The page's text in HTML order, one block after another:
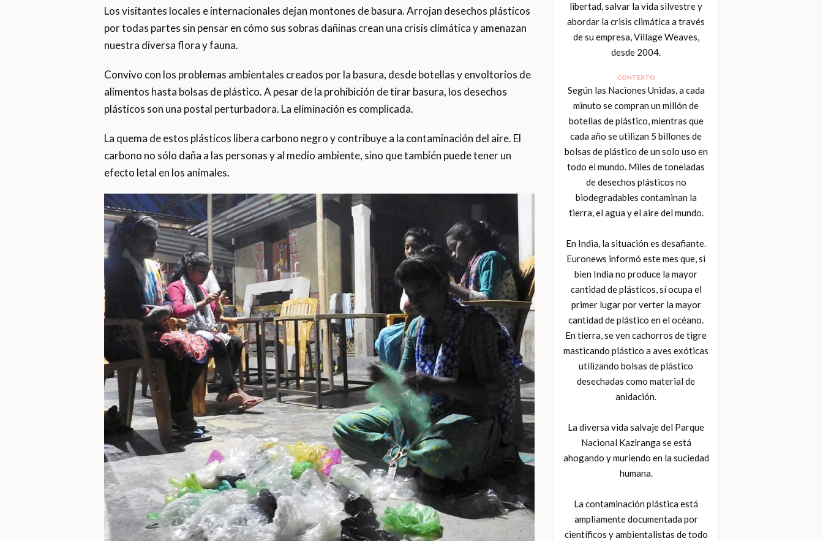
libertad, salvar la vida silvestre y
abordar la crisis climática a través
de su empresa, Village Weaves,
desde 2004.
CONTEXTO
Según las Naciones Unidas, a cada
minuto se compran un millón de
botellas de plástico, mientras que
cada año se utilizan 5 billones de
bolsas de plástico de un solo uso en
todo el mundo. Miles de toneladas
de desechos plásticos no
biodegradables contaminan la
tierra, el agua y el aire del mundo.
En India, la situación es desafiante.
Euronews informó este mes que, si
bien India no produce la mayor
cantidad de plásticos, sí ocupa el
primer lugar por verter la mayor
cantidad de plástico en el océano.
En tierra, se ven cachorros de tigre
masticando plástico a aves exóticas
utilizando bolsas de plástico
desechadas como material de
anidación.
La diversa vida salvaje del Parque
Nacional Kaziranga se está
ahogando y muriendo en la suciedad
humana.
La contaminación plástica está
ampliamente documentada por
científicos y ambientalistas de todo
Los visitantes locales e internacionales dejan montones de basura. Arrojan desechos plásticos
por todas partes sin pensar en cómo sus sobras dañinas crean una crisis climática y amenazan
nuestra diversa flora y fauna.
Convivo con los problemas ambientales creados por la basura, desde botellas y envoltorios de
alimentos hasta bolsas de plástico. A pesar de la prohibición de tirar basura, los desechos
plásticos son una postal perturbadora. La eliminación es complicada.
La quema de estos plásticos libera carbono negro y contribuye a la contaminación del aire. El
carbono no sólo daña a las personas y al medio ambiente, sino que también puede tener un
efecto letal en los animales.